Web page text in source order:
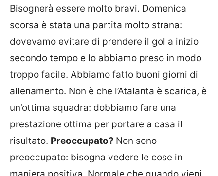
Bisognerà essere molto bravi. Domenica
scorsa è stata una partita molto strana:
dovevamo evitare di prendere il gol a inizio
secondo tempo e lo abbiamo preso in modo
troppo facile. Abbiamo fatto buoni giorni di
allenamento. Non è che l’Atalanta è scarica, è
un’ottima squadra: dobbiamo fare una
prestazione ottima per portare a casa il
risultato. Preoccupato? Non sono
preoccupato: bisogna vedere le cose in
maniera positiva. Normale che quando vieni